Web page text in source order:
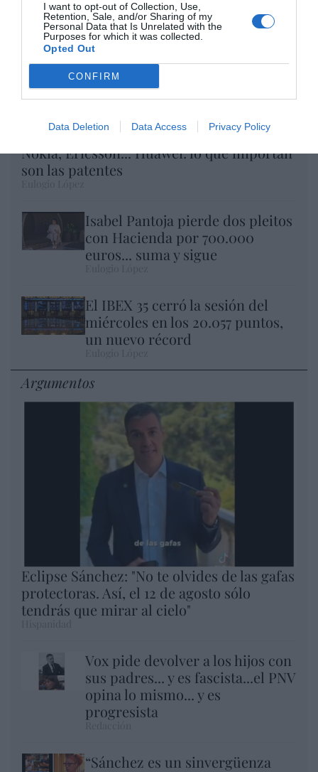
I want to opt-out of Collection, Use,
Retention, Sale, and/or Sharing of my
Personal Data that Is Unrelated with the
Purposes for which it was collected.
Opted Out
CONFIRM
Data Deletion Data Access Privacy Policy
Nokia, Ericsson... Huawei: lo que importan
son las patentes
Isabel Pantoja pierde dos pleitos
con Hacienda por 700.000
euros... suma y sigue
El IBEX 35 cerró la sesión del
miércoles en los 20.057 puntos,
un nuevo récord
Argumentos
Eclipse Sánchez: "No te olvides de las gafas
protectoras. Así, el 12 de agosto sólo
tendrás que mirar al cielo"
Vox pide devolver a los hijos con
sus padres... y es fascista...el PNV
opina lo mismo... y es
progresista
“Sánchez es un sinvergüenza